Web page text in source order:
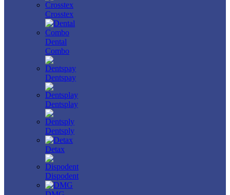
Crosstex
Dental
Combo
Dentspay
Dentsplay
Dentsply
Detax
Dispodent